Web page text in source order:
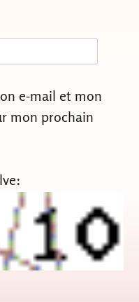
e-mail et mon
mon prochain